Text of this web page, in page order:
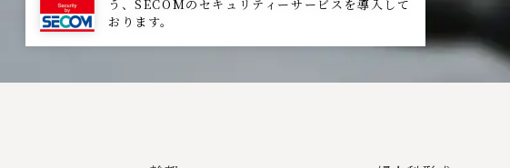
う、SECOMのセキュリティーサービスを導入して
おります。